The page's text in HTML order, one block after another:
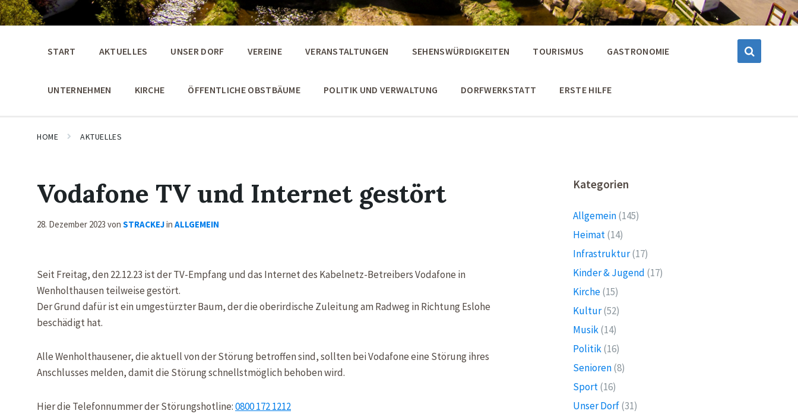
START AKTUELLES UNSER DORF VEREINE VERANSTALTUNGEN SEHENSWÜRDIGKEITEN TOURISMUS GASTRONOMIE
UNTERNEHMEN KIRCHE ÖFFENTLICHE OBSTBÄUME POLITIK UND VERWALTUNG DORFWERKSTATT ERSTE HILFE
HOME AKTUELLES
Vodafone TV und Internet gestört
28. Dezember 2023 von STRACKEJin ALLGEMEIN
Seit Freitag, den 22.12.23 ist der TV-Empfang und das Internet des Kabelnetz-Betreibers Vodafone in
Wenholthausen teilweise gestört.
Der Grund dafür ist ein umgestürzter Baum, der die oberirdische Zuleitung am Radweg in Richtung Eslohe
beschädigt hat.
Alle Wenholthausener, die aktuell von der Störung betroffen sind, sollten bei Vodafone eine Störung ihres
Anschlusses melden, damit die Störung schnellstmöglich behoben wird.
Hier die Telefonnummer der Störungshotline:0800 172 1212
Kategorien
Allgemein(145)
Heimat(14)
Infrastruktur(17)
Kinder & Jugend (17)
Kirche(15)
Kultur(52)
Musik(14)
Politik(16)
Senioren(8)
Sport(16)
Unser Dorf(31)